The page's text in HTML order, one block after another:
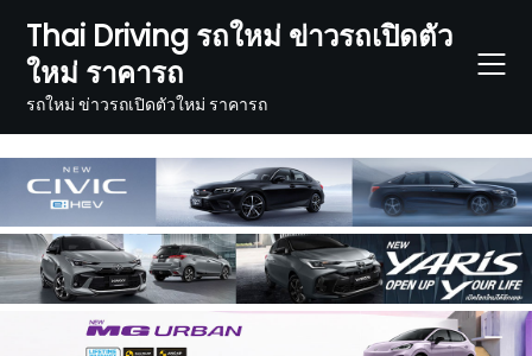
content
Thai Driving รถใหม่ ข่าวรถเปิดตัว
ใหม่ ราคารถ
รถใหม่ ข่าวรถเปิดตัวใหม่ ราคารถ